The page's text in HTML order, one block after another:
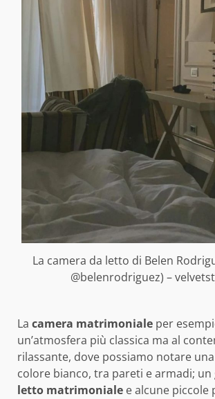
La camera da letto di Belen
@belenrodriguez) –
La camera matrimoniale per
un’atmosfera più classica ma al
rilassante, dove possiamo notare
colore bianco, tra pareti e armadi;
letto matrimoniale e alcune piccole